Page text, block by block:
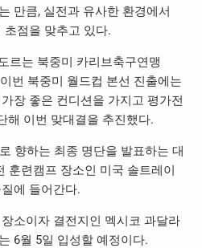
만큼, 실전과 유사한 환경에서
점을 맞추고 있다.
르는 북중미 카리브축구연맹
번 북중미 월드컵 본선 진출에는
장 좋은 컨디션을 가지고 평가전
해 이번 맞대결을 추진했다.
향하는 최종 명단을 발표하는 대
훈련캠프 장소인 미국 솔트레이
에 들어간다.
소이자 결전지인 멕시코 과달라
6월 5일 입성할 예정이다.